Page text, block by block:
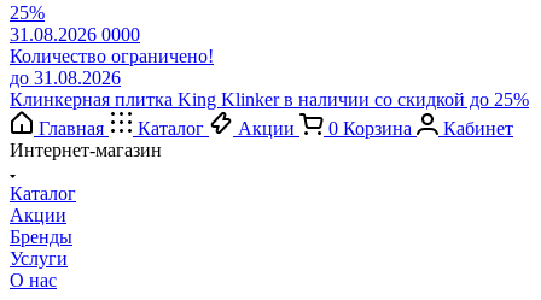
25%
31.08.2026 0000
Количество ограничено!
до 31.08.2026
Клинкерная плитка King Klinker в наличии со скидкой до 25%
Главная
Каталог Акции 0 Корзина
Кабинет
Интернет-магазин
Каталог
Акции
Бренды
Услуги
О нас